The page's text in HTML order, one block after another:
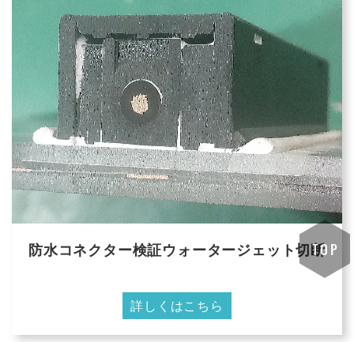
防水コネクター検証ウォータージェット切断
詳しくはこちら